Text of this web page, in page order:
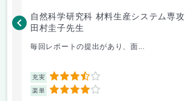
自然科学研究科 材料生産システム専攻
田村圭子先生
毎回レポートの提出があり、面...
充実 3.5
楽単 4